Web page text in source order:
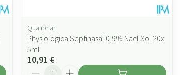
Qualiphar
Physiologica Septinasal 0,9% Nacl Sol 20x
5ml
10,91 €
Quantité